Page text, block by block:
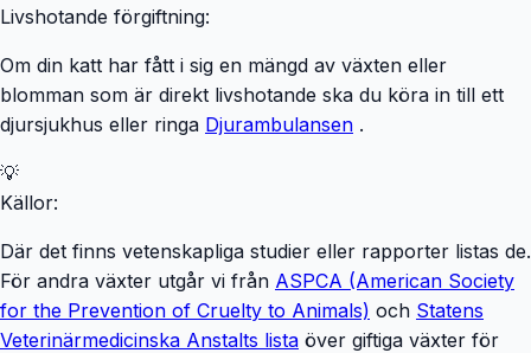
Livshotande förgiftning:
Om din katt har fått i sig en mängd av växten eller
blomman som är direkt livshotande ska du köra in till ett
djursjukhus eller ringa Djurambulansen .
💡
Källor:
Där det finns vetenskapliga studier eller rapporter listas de.
För andra växter utgår vi från ASPCA (American Society
for the Prevention of Cruelty to Animals) och Statens
Veterinärmedicinska Anstalts lista över giftiga växter för